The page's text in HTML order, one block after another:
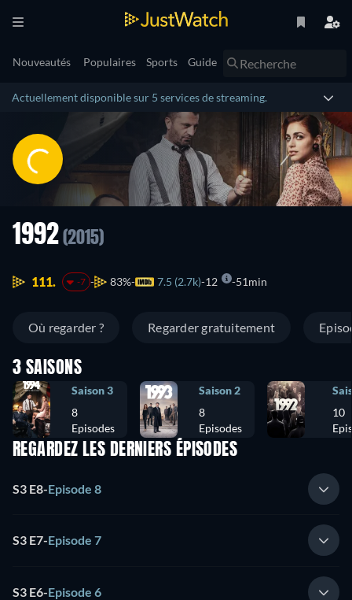
Nouveautés Populaires Sports Guide
Actuellement disponible sur 5 services de streaming.
1992 (2015)
111. -7 83% 7.5 (2.7k) 12 51min
Où regarder ? Regarder gratuitement
3 SAISONS
Saison 3
8
Episodes
Saison 2
8
Episodes
10
REGARDEZ LES DERNIERS ÉPISODES
S3 E8-Episode 8
S3 E7-Episode 7
S3 E6-Episode 6